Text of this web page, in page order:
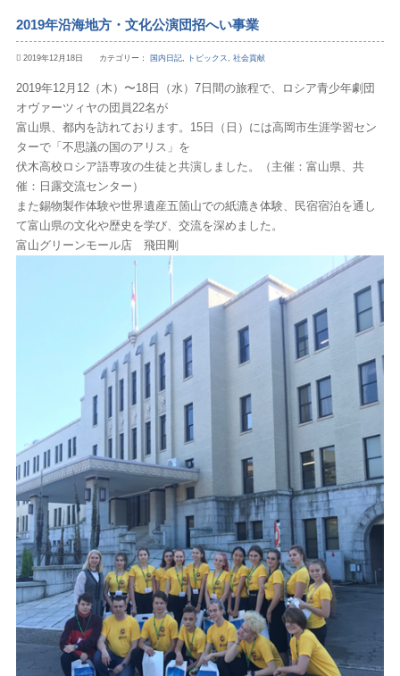
2019年沿海地方・文化公演団招へい事業
2019年12月18日 カテゴリー： 国内日記 トピックス 社会貢献
2019年12月12（木）〜18日（水）7日間の旅程で、ロシア青少年劇団
オヴァーツィヤの団員22名が
富山県、都内を訪れております。15日（日）には高岡市生涯学習セン
ターで「不思議の国のアリス」を
伏木高校ロシア語専攻の生徒と共演しました。（主催：富山県、共
催：日露交流センター）
また錫物製作体験や世界遺産五箇山での紙漉き体験、民宿宿泊を通し
て富山県の文化や歴史を学び、交流を深めました。
富山グリーンモール店 飛田剛